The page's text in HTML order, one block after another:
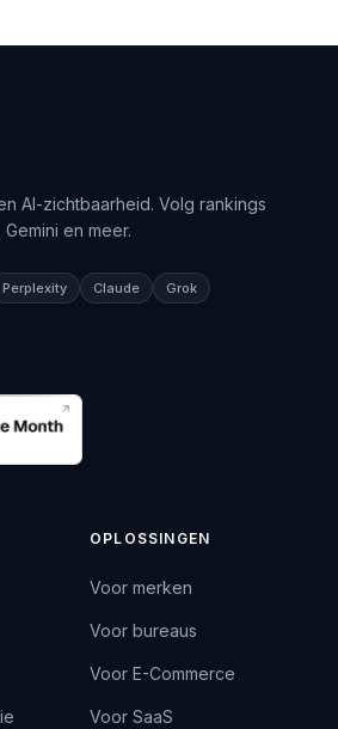
AI-zichtbaarheid. Volg rankings
en meer.
Perplexity Claude Grok
OPLOSSINGEN
Voor merken
Voor bureaus
Voor E-Commerce
Voor SaaS